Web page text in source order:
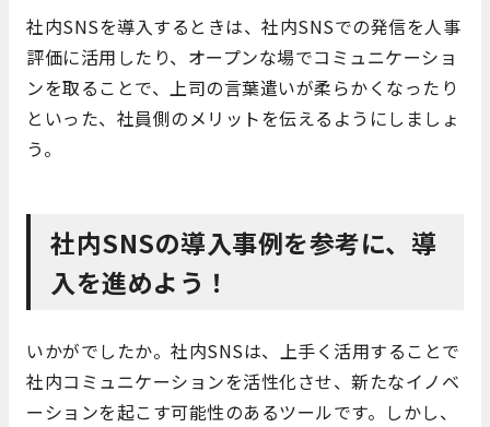
社内SNSを導入するときは、社内SNSでの発信を人事
評価に活用したり、オープンな場でコミュニケーショ
ンを取ることで、上司の言葉遣いが柔らかくなったり
といった、社員側のメリットを伝えるようにしましょ
う。
社内SNSの導入事例を参考に、導
入を進めよう！
いかがでしたか。社内SNSは、上手く活用することで
社内コミュニケーションを活性化させ、新たなイノベ
ーションを起こす可能性のあるツールです。しかし、